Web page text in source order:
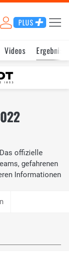
PLUS
Videos
offizielle
gefahrenen
Informationen